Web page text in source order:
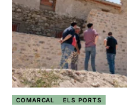
COMARCAL ELS PORTS